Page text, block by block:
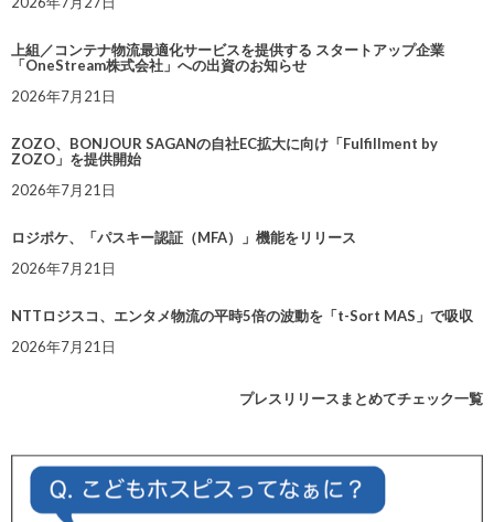
上組／コンテナ物流最適化サービスを提供する スタートアップ企業
「OneStream株式会社」への出資のお知らせ
2026年7月21日
ZOZO、BONJOUR SAGANの自社EC拡大に向け「Fulfillment by
ZOZO」を提供開始
2026年7月21日
ロジポケ、「パスキー認証（MFA）」機能をリリース
2026年7月21日
NTTロジスコ、エンタメ物流の平時5倍の波動を「t-Sort MAS」で吸収
2026年7月21日
プレスリリースまとめてチェック一覧